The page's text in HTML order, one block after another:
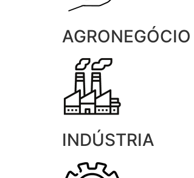
AGRONEGÓCIO
INDÚSTRIA